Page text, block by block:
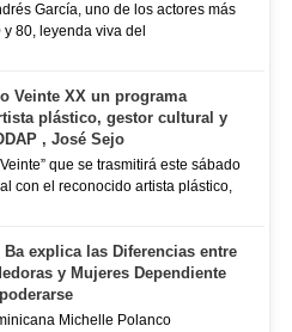
García, uno de los actores más
80, leyenda viva del
Veinte XX un programa
plástico, gestor cultural y
, José Sejo
que se trasmitirá este sábado
con el reconocido artista plástico,
explica las Diferencias entre
y Mujeres Dependiente
Michelle Polanco